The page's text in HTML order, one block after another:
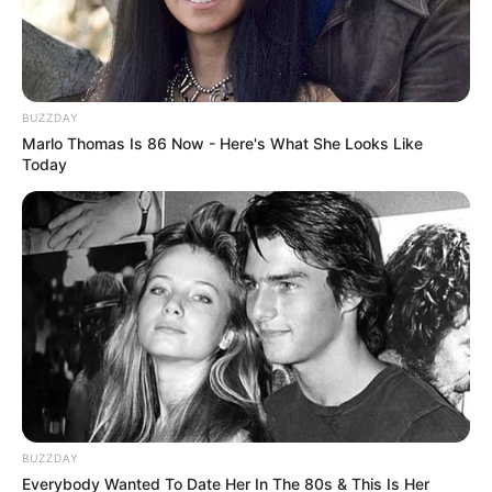
14. Ao finalizar com ponto baixíssimo, alongue
bem o fio, corte e faça os arremates do
acabamento. Com ajuda da agulha, passe o fio
até o centro da flor, onde está a sobra de fio do
círculo mágico.
BUZZDAY
Marlo Thomas Is 86 Now - Here's What She Looks Like
Today
BUZZDAY
Everybody Wanted To Date Her In The 80s & This Is Her